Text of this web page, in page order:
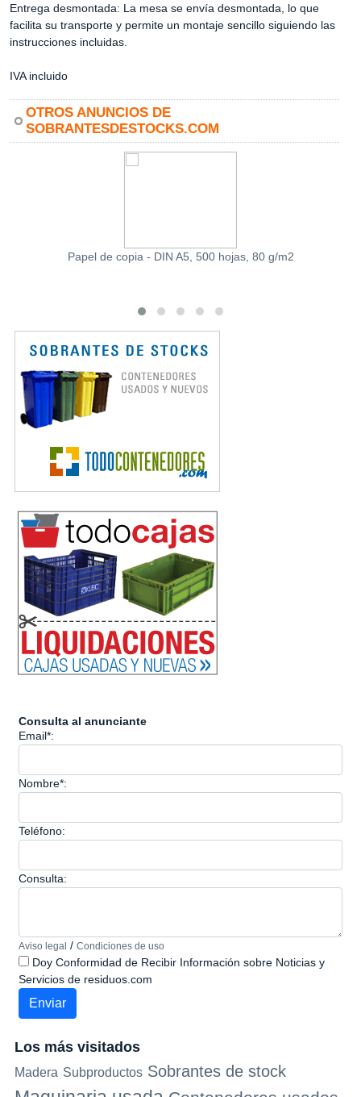
Entrega desmontada: La mesa se envía desmontada, lo que
facilita su transporte y permite un montaje sencillo siguiendo las
instrucciones incluidas.
IVA incluido
OTROS ANUNCIOS DE
SOBRANTESDESTOCKS.COM
Papel de copia - DIN A5, 500 hojas, 80 g/m2
Consulta al anunciante
Email*:
Nombre*:
Teléfono:
Consulta:
Aviso legal / Condiciones de uso
Doy Conformidad de Recibir Información sobre Noticias y
Servicios de residuos.com
Los más visitados
Madera Subproductos Sobrantes de stock